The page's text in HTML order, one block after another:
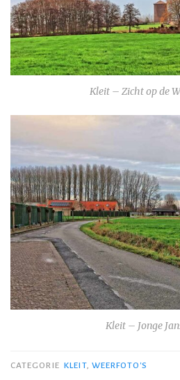
Kleit – Zicht op de
Kleit – Jonge
CATEGORIE KLEIT, WEERFOTO'S